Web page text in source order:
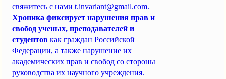
свяжитесь с нами t.invariant@gmail.com.
Хроника фиксирует нарушения прав и
свобод ученых, преподавателей и
студентов как граждан Российской
Федерации, а также нарушение их
академических прав и свобод со стороны
руководства их научного учреждения.